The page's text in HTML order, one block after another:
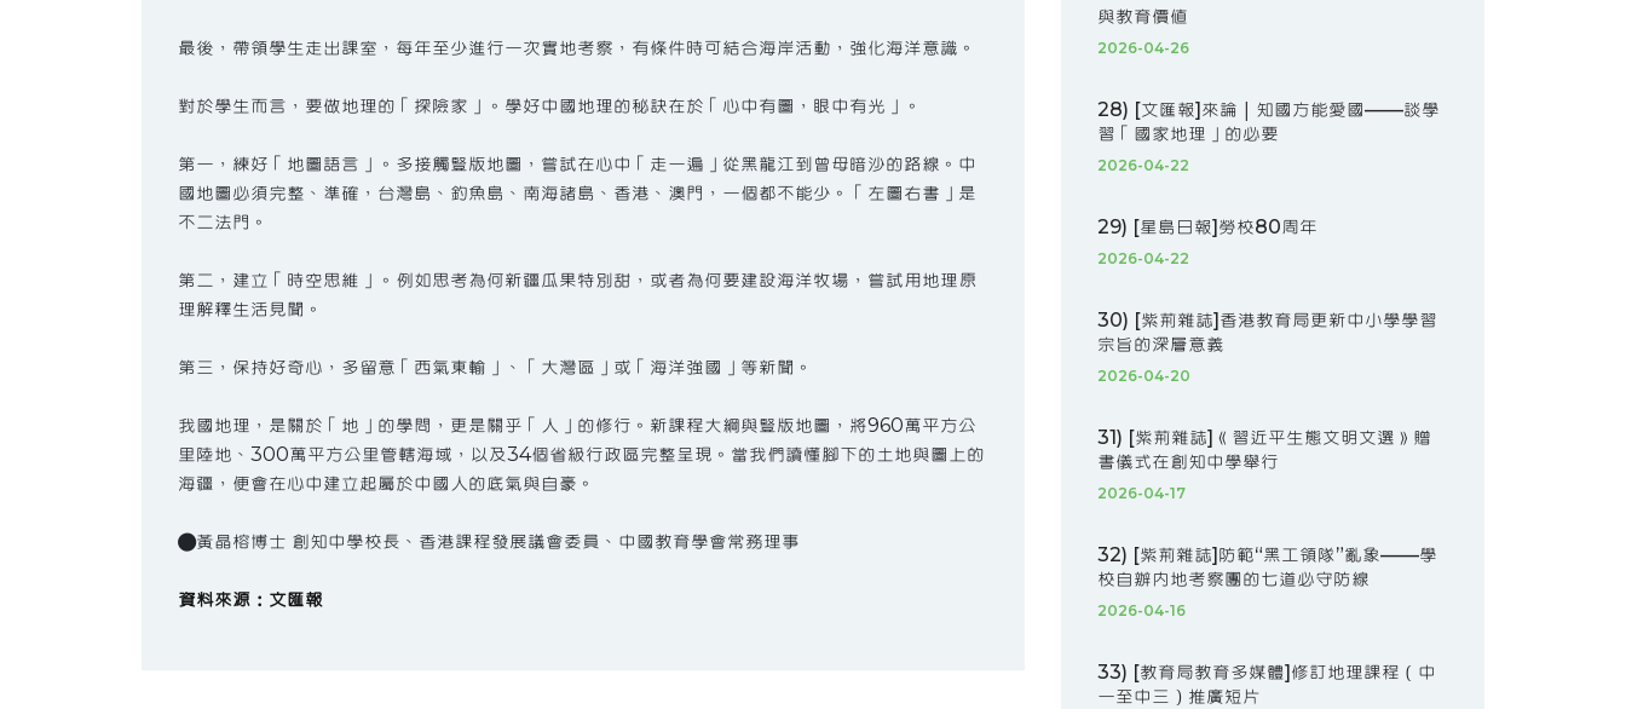
最後，帶領學生走出課室，每年至少進行一次實地考察，有條件時可結合海岸活動，強化海洋意識。
對於學生而言，要做地理的「探險家」。學好中國地理的秘訣在於「心中有圖，眼中有光」。
第一，練好「地圖語言」。多接觸豎版地圖，嘗試在心中「走一遍」從黑龍江到曾母暗沙的路線。中
國地圖必須完整、準確，台灣島、釣魚島、南海諸島、香港、澳門，一個都不能少。「左圖右書」是
不二法門。
第二，建立「時空思維」。例如思考為何新疆瓜果特別甜，或者為何要建設海洋牧場，嘗試用地理原
理解釋生活見聞。
第三，保持好奇心，多留意「西氣東輸」、「大灣區」或「海洋強國」等新聞。
我國地理，是關於「地」的學問，更是關乎「人」的修行。新課程大綱與豎版地圖，將960萬平方公
里陸地、300萬平方公里管轄海域，以及34個省級行政區完整呈現。當我們讀懂腳下的土地與圖上的
海疆，便會在心中建立起屬於中國人的底氣與自豪。
●黃晶榕博士 創知中學校長、香港課程發展議會委員、中國教育學會常務理事
資料來源：文匯報
與教育價值
2026-04-26
28) [文匯報]來論｜知國方能愛國——談學
習「國家地理」的必要
2026-04-22
29) [星島日報]勞校80周年
2026-04-22
30) [紫荊雜誌]香港教育局更新中小學學習
宗旨的深層意義
2026-04-20
31) [紫荊雜誌]《習近平生態文明文選》贈
書儀式在創知中學舉行
2026-04-17
32) [紫荊雜誌]防範“黑工領隊”亂象——學
校自辦內地考察團的七道必守防線
2026-04-16
33) [教育局教育多媒體]修訂地理課程（中
一至中三）推廣短片